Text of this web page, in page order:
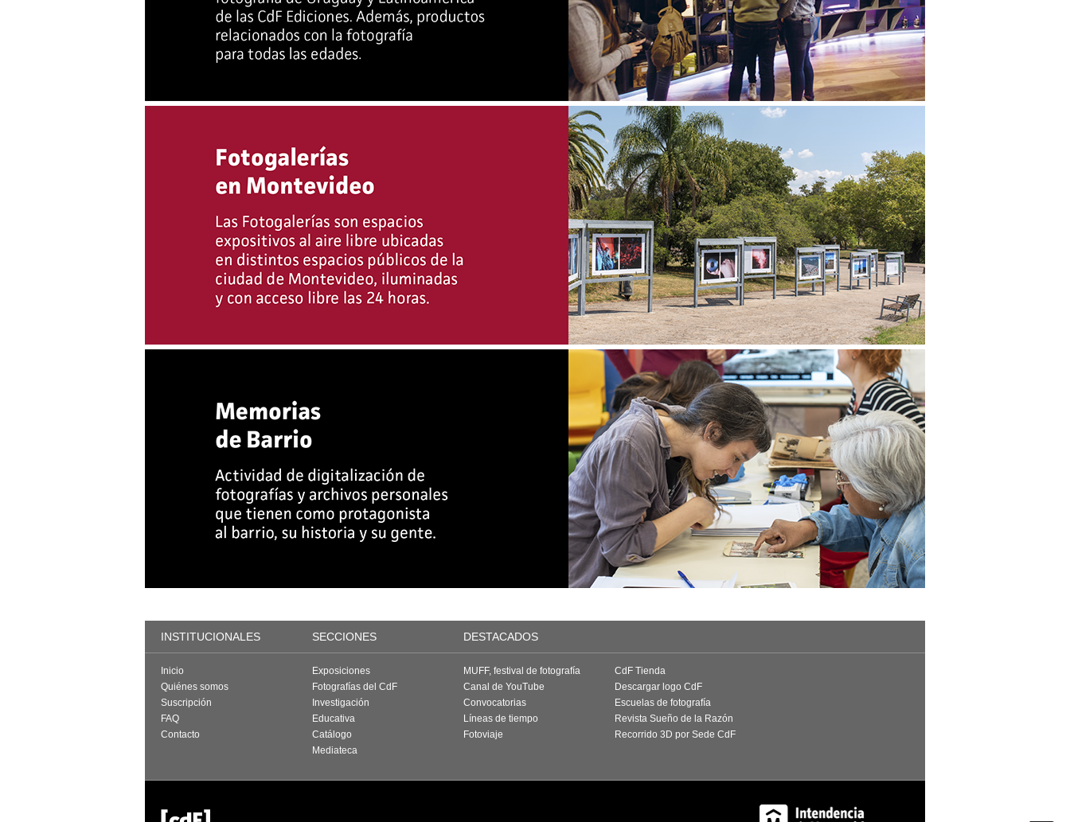
INSTITUCIONALES SECCIONES DESTACADOS
Inicio
Quiénes somos
Suscripción
FAQ
Contacto
Exposiciones
Fotografías del CdF
Investigación
Educativa
Catálogo
Mediateca
MUFF, festival de fotografía
Canal de YouTube
Convocatorias
Líneas de tiempo
Fotoviaje
CdF Tienda
Descargar logo CdF
Escuelas de fotografía
Revista Sueño de la Razón
Recorrido 3D por Sede CdF